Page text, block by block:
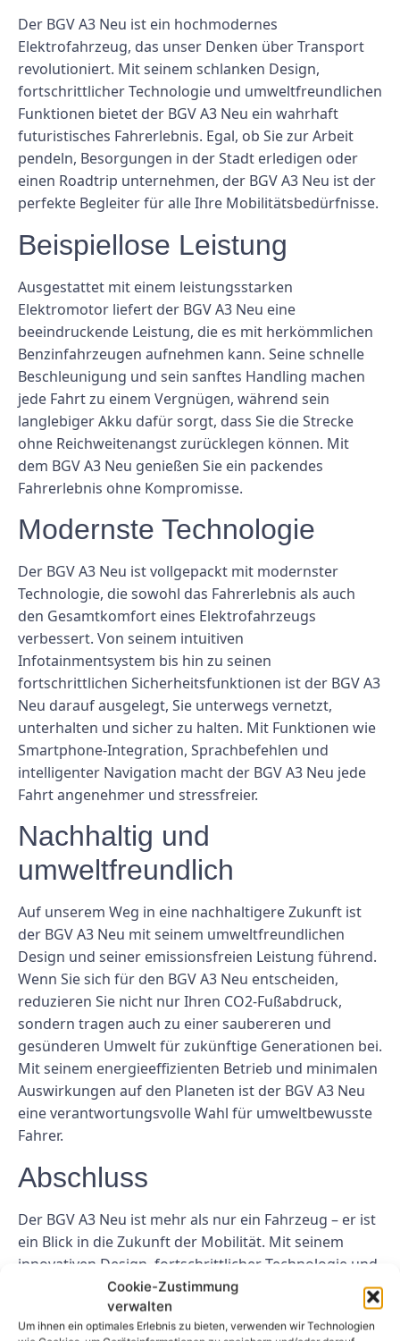
Cookie-Zustimmung
verwalten
Um ihnen ein optimales Erlebnis zu bieten, verwenden wir Technologien
Der BGV A3 Neu ist ein hochmodernes
Elektrofahrzeug, das unser Denken über Transport
revolutioniert. Mit seinem schlanken Design,
fortschrittlicher Technologie und umweltfreundlichen
Funktionen bietet der BGV A3 Neu ein wahrhaft
futuristisches Fahrerlebnis. Egal, ob Sie zur Arbeit
pendeln, Besorgungen in der Stadt erledigen oder
einen Roadtrip unternehmen, der BGV A3 Neu ist der
perfekte Begleiter für alle Ihre Mobilitätsbedürfnisse.
Beispiellose Leistung
Ausgestattet mit einem leistungsstarken
Elektromotor liefert der BGV A3 Neu eine
beeindruckende Leistung, die es mit herkömmlichen
Benzinfahrzeugen aufnehmen kann. Seine schnelle
Beschleunigung und sein sanftes Handling machen
jede Fahrt zu einem Vergnügen, während sein
langlebiger Akku dafür sorgt, dass Sie die Strecke
ohne Reichweitenangst zurücklegen können. Mit
dem BGV A3 Neu genießen Sie ein packendes
Fahrerlebnis ohne Kompromisse.
Modernste Technologie
Der BGV A3 Neu ist vollgepackt mit modernster
Technologie, die sowohl das Fahrerlebnis als auch
den Gesamtkomfort eines Elektrofahrzeugs
verbessert. Von seinem intuitiven
Infotainmentsystem bis hin zu seinen
fortschrittlichen Sicherheitsfunktionen ist der BGV A3
Neu darauf ausgelegt, Sie unterwegs vernetzt,
unterhalten und sicher zu halten. Mit Funktionen wie
Smartphone-Integration, Sprachbefehlen und
intelligenter Navigation macht der BGV A3 Neu jede
Fahrt angenehmer und stressfreier.
Nachhaltig und
umweltfreundlich
Auf unserem Weg in eine nachhaltigere Zukunft ist
der BGV A3 Neu mit seinem umweltfreundlichen
Design und seiner emissionsfreien Leistung führend.
Wenn Sie sich für den BGV A3 Neu entscheiden,
reduzieren Sie nicht nur Ihren CO2-Fußabdruck,
sondern tragen auch zu einer saubereren und
gesünderen Umwelt für zukünftige Generationen bei.
Mit seinem energieeffizienten Betrieb und minimalen
Auswirkungen auf den Planeten ist der BGV A3 Neu
eine verantwortungsvolle Wahl für umweltbewusste
Fahrer.
Abschluss
Der BGV A3 Neu ist mehr als nur ein Fahrzeug – er ist
ein Blick in die Zukunft der Mobilität. Mit seinem
innovativen Design, fortschrittlicher Technologie und
nachhaltiger Leistung bietet der BGV A3 Neu ein
unvergleichliches Fahrerlebnis. Ganz gleich, ob Sie
sich für modernste Technologie, umweltfreundliches